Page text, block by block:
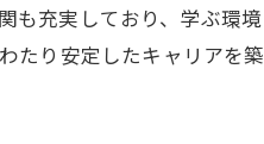
も充実しており、学ぶ環境
たり安定したキャリアを築